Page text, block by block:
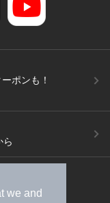
we and
ポンも！
ら
稿のご案内